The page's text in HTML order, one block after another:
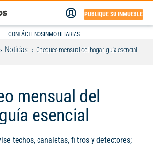
PUBLIQUE SU INMUEBLE
CONTÁCTENOSINMOBILIARIAS
Noticias Chequeo mensual del hogar, guía esencial
mensual del
esencial
techos, canaletas, filtros y detectores;